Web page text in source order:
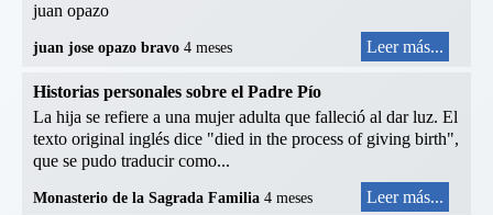
juan opazo
juan jose opazo bravo 4 meses Leer más...
Historias personales sobre el Padre Pío
La hija se refiere a una mujer adulta que falleció al dar luz. El
texto original inglés dice "died in the process of giving birth",
que se pudo traducir como...
Monasterio de la Sagrada Familia 4 meses Leer más...